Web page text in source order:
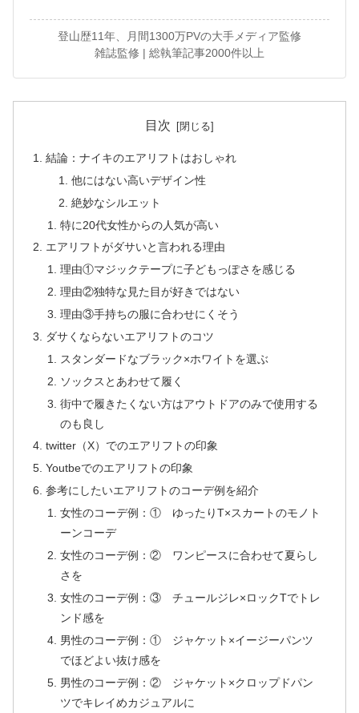
登山歴11年、月間1300万PVの大手メディア監修
雑誌監修 | 総執筆記事2000件以上
目次
結論：ナイキのエアリフトはおしゃれ
他にはない高いデザイン性
絶妙なシルエット
特に20代女性からの人気が高い
エアリフトがダサいと言われる理由
理由①マジックテープに子どもっぽさを感じる
理由②独特な見た目が好きではない
理由③手持ちの服に合わせにくそう
ダサくならないエアリフトのコツ
スタンダードなブラック×ホワイトを選ぶ
ソックスとあわせて履く
街中で履きたくない方はアウトドアのみで使用する
のも良し
twitter（X）でのエアリフトの印象
Youtbeでのエアリフトの印象
参考にしたいエアリフトのコーデ例を紹介
女性のコーデ例：① ゆったりT×スカートのモノト
ーンコーデ
女性のコーデ例：② ワンピースに合わせて夏らし
さを
女性のコーデ例：③ チュールジレ×ロックTでトレ
ンド感を
男性のコーデ例：① ジャケット×イージーパンツ
でほどよい抜け感を
男性のコーデ例：② ジャケット×クロップドパン
ツでキレイめカジュアルに